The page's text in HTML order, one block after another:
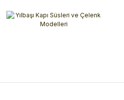
3 Taksit Fırsatı!
İlk siparişinizi verin!
%10 Havale İndirimiŞimdi Alışveriş yap!